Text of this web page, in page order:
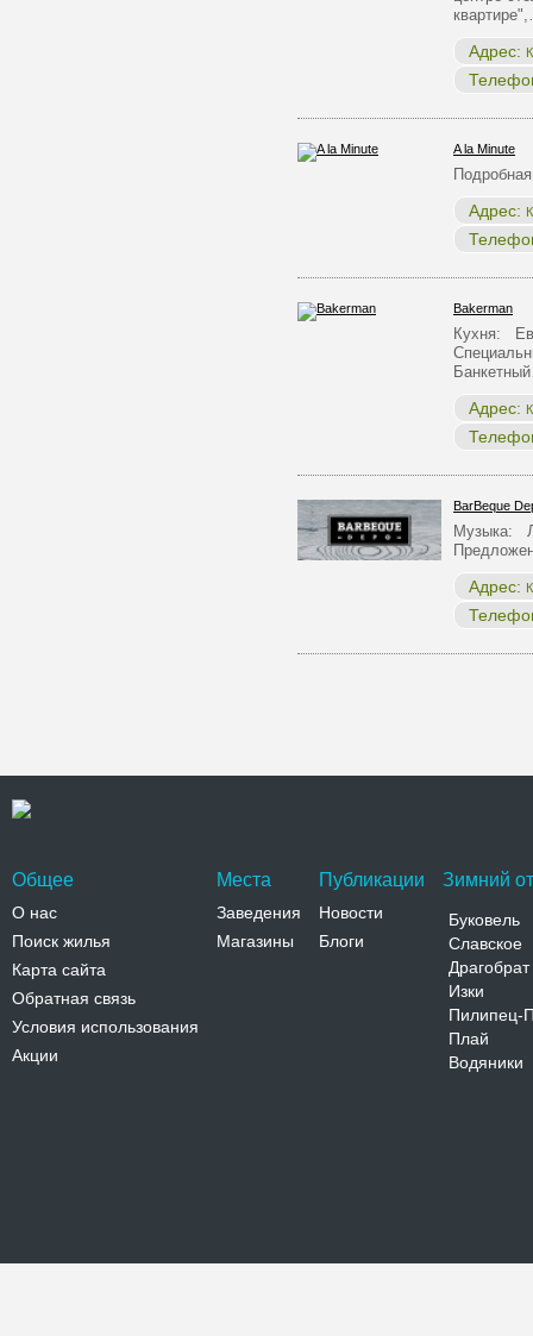
Адрес:
A la Minute
Адрес:
Bakerman
Кухня:
Адрес:
BarBeque
Музыка:
Адрес:
Общее
О нас
Поиск жилья
Карта сайта
Обратная связь
Условия использования
Акции
Места
Заведения
Магазины
Публикации
Новости
Блоги
Зимний
Буковель
Славское
Драгобрат
Изки
Пилипец-
Плай
Водяники